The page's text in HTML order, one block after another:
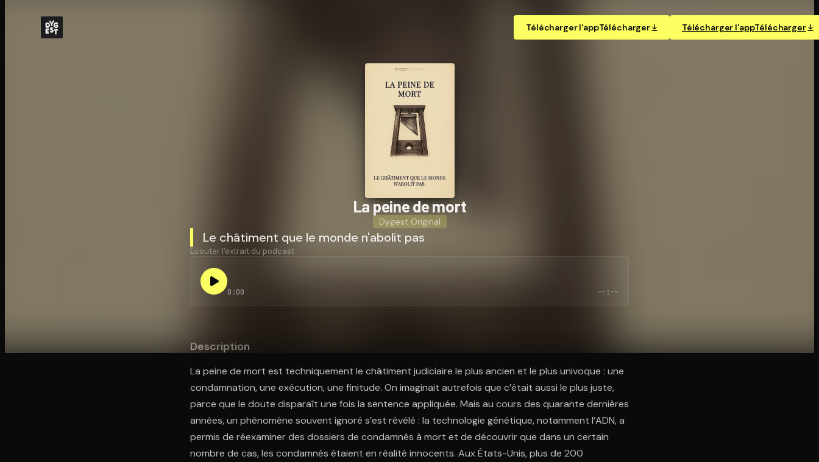
Télécharger l'appTélécharger Télécharger l'appTélécharger
La peine de mort
Dygest Original
Le châtiment que le monde n'abolit pas
Écouter l'extrait du podcast :
0:00 --:--
Description
La peine de mort est techniquement le châtiment judiciaire le plus ancien et le plus univoque : une
condamnation, une exécution, une finitude. On imaginait autrefois que c’était aussi le plus juste,
parce que le doute disparaît une fois la sentence appliquée. Mais au cours des quarante dernières
années, un phénomène souvent ignoré s’est révélé : la technologie génétique, notamment l’ADN, a
permis de réexaminer des dossiers de condamnés à mort et de découvrir que dans un certain
nombre de cas, les condamnés étaient en réalité innocents. Aux États-Unis, plus de 200